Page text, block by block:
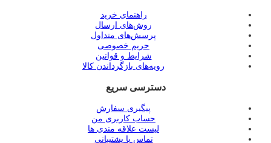
راهنمای خرید
روش‌های ارسال
پرسش‌های متداول
حریم خصوصی
شرایط و قوانین
رویه‌های بازگرداندن کالا
دسترسی سریع
پیگیری سفارش
حساب کاربری من
لیست علاقه مندی ها
تماس با پشتیبانی